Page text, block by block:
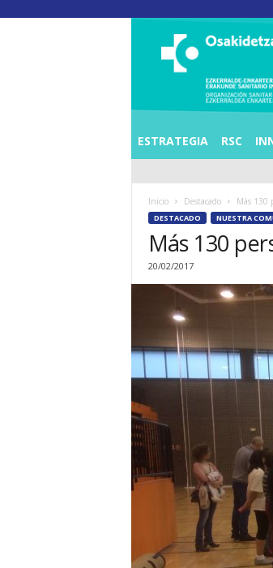
A
N
T
R
C
U
C
ESTRATEGIA RSC
Inicio Destacado Más 130
DESTACADO NUESTRA
Más 130
20/02/2017